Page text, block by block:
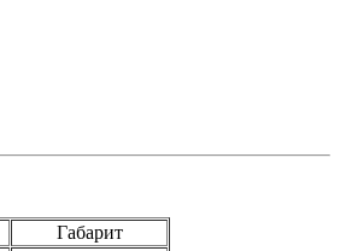
Габарит